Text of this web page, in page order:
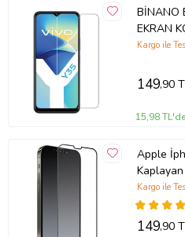
BİNANO
EKRAN
Kargo ile
149,90
15,98
Apple
Kargo ile
149,90